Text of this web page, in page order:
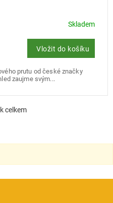
Skladem
Vložit do košíku
prutu od české značky
zaujme svým...
celkem